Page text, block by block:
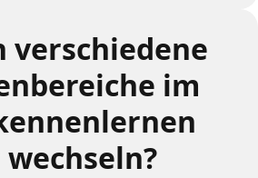
verschiedene
im